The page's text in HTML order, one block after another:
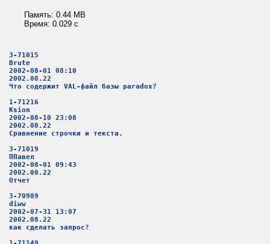
Память: 0.44 MB
Время: 0.029 c
3-71015
Brute
2002-08-01 08:10
2002.08.22
Что содержит VAL-файл базы paradox?
1-71216
Ksion
2002-08-10 23:08
2002.08.22
Сравнение строчки и текста.
3-71019
ППавел
2002-08-01 09:43
2002.08.22
Отчет
3-70989
diww
2002-07-31 13:07
2002.08.22
как сделать запрос?